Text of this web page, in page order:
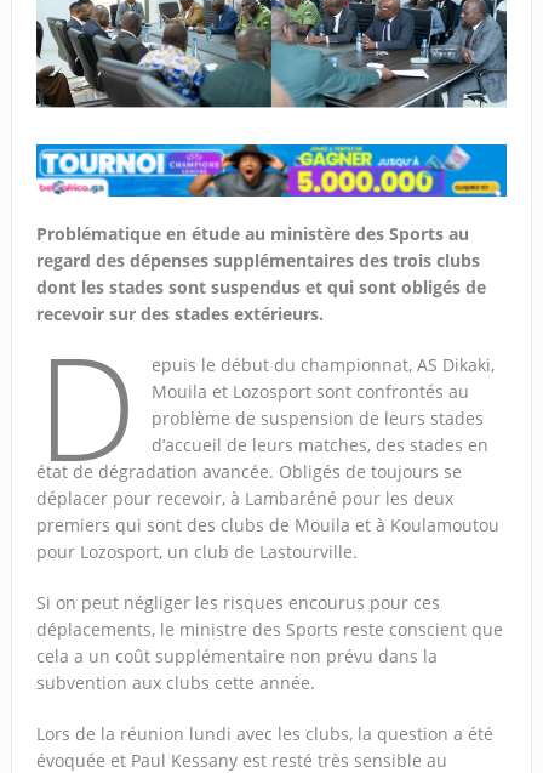
Problématique en étude au ministère des Sports au
regard des dépenses supplémentaires des trois clubs
dont les stades sont suspendus et qui sont obligés de
recevoir sur des stades extérieurs.
D
epuis le début du championnat, AS Dikaki,
Mouila et Lozosport sont confrontés au
problème de suspension de leurs stades
d’accueil de leurs matches, des stades en
état de dégradation avancée. Obligés de toujours se
déplacer pour recevoir, à Lambaréné pour les deux
premiers qui sont des clubs de Mouila et à Koulamoutou
pour Lozosport, un club de Lastourville.
Si on peut négliger les risques encourus pour ces
déplacements, le ministre des Sports reste conscient que
cela a un coût supplémentaire non prévu dans la
subvention aux clubs cette année.
Lors de la réunion lundi avec les clubs, la question a été
évoquée et Paul Kessany est resté très sensible au